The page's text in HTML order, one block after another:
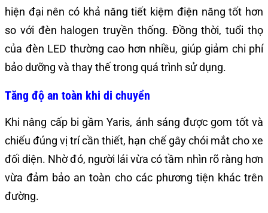
hiện đại nên có khả năng tiết kiệm điện năng tốt hơn
so với đèn halogen truyền thống. Đồng thời, tuổi thọ
của đèn LED thường cao hơn nhiều, giúp giảm chi phí
bảo dưỡng và thay thế trong quá trình sử dụng.
Tăng độ an toàn khi di chuyển
Khi nâng cấp bi gầm Yaris, ánh sáng được gom tốt và
chiếu đúng vị trí cần thiết, hạn chế gây chói mắt cho xe
đối diện. Nhờ đó, người lái vừa có tầm nhìn rõ ràng hơn
vừa đảm bảo an toàn cho các phương tiện khác trên
đường.